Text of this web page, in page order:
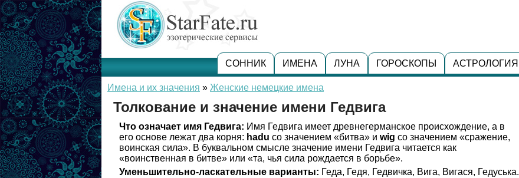
СОННИК ИМЕНА ЛУНА ГОРОСКОПЫ АСТРОЛОГИЯ
Имена и их значения » Женские немецкие имена
Толкование и значение имени Гедвига
Что означает имя Гедвига: Имя Гедвига имеет древнегерманское происхождение, а в
его основе лежат два корня: hadu со значением «битва» и wig со значением «сражение,
воинская сила». В буквальном смысле значение имени Гедвига читается как
«воинственная в битве» или «та, чья сила рождается в борьбе».
Уменьшительно-ласкательные варианты: Геда, Гедя, Гедвичка, Вига, Вигася, Гедуська.